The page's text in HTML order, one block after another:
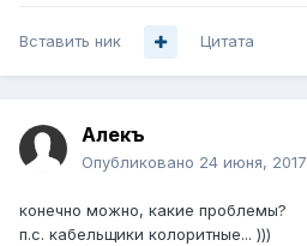
Вставить ник Цитата
Алекъ
Опубликовано 24 июня, 2017
конечно можно, какие проблемы?
п.с. кабельщики колоритные... )))